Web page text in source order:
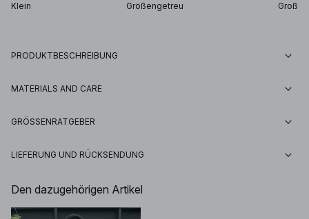
Klein Größengetreu Groß
PRODUKTBESCHREIBUNG
MATERIALS AND CARE
GRÖSSENRATGEBER
LIEFERUNG UND RÜCKSENDUNG
Den dazugehörigen Artikel